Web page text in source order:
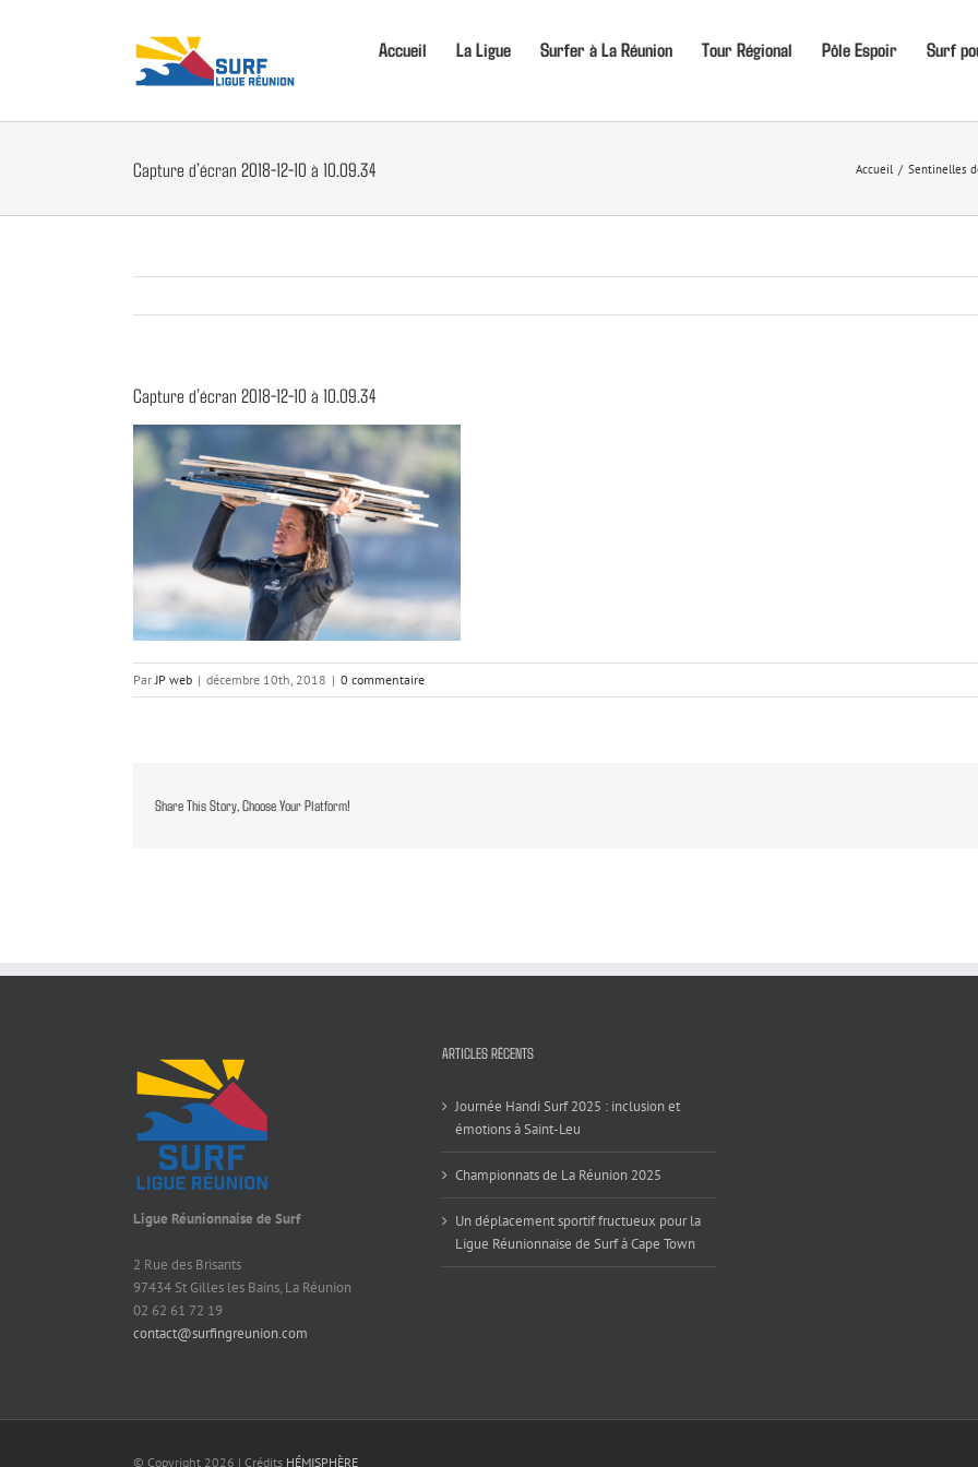
Accueil La Ligue Surfer à La Réunion Tour Régional Pôle Espoir Surf
Capture d’écran 2018-12-10 à 10.09.34 Accueil Sentinelles
Capture d’écran 2018-12-10 à 10.09.34
Par JP web | décembre 10th, 2018 | 0 commentaire
Share This Story, Choose Your Platform!
Ligue Réunionnaise de Surf
2 Rue des Brisants
97434 St Gilles les Bains, La Réunion
02 62 61 72 19
contact@surfingreunion.com
ARTICLES RÉCENTS
Journée Handi Surf 2025 : inclusion et
émotions à Saint-Leu
Championnats de La Réunion 2025
Un déplacement sportif fructueux pour la
Ligue Réunionnaise de Surf à Cape Town
© Copyright 2026 | Crédits HÉMISPHÈRE